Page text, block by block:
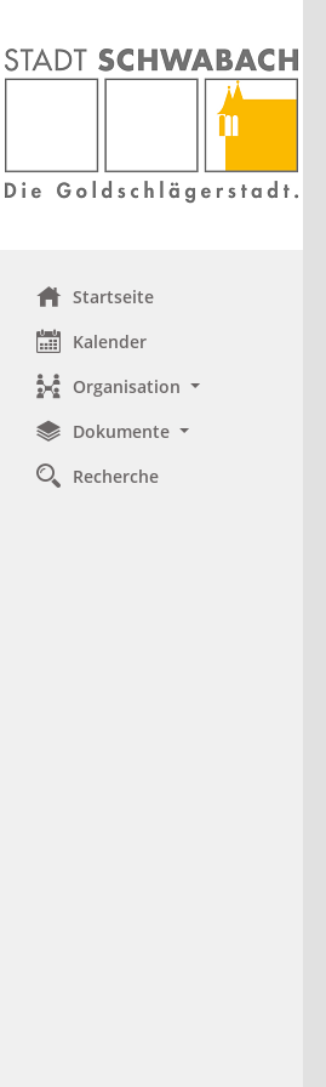
Startseite
Kalender
Organisation
Dokumente
Recherche